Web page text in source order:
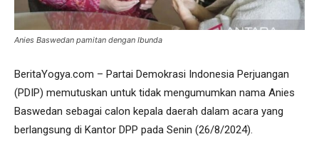
Anies Baswedan pamitan dengan Ibunda
BeritaYogya.com – Partai Demokrasi Indonesia Perjuangan
(PDIP) memutuskan untuk tidak mengumumkan nama Anies
Baswedan sebagai calon kepala daerah dalam acara yang
berlangsung di Kantor DPP pada Senin (26/8/2024).